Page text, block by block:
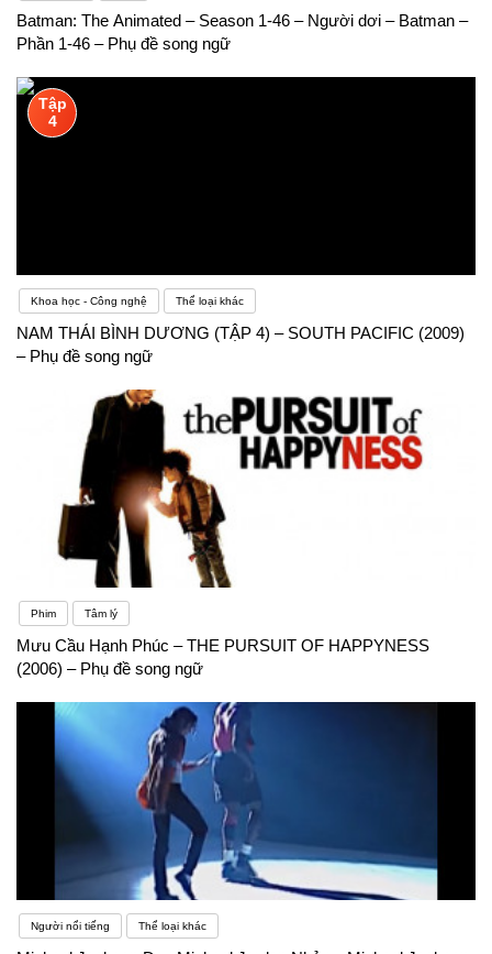
Batman: The Animated – Season 1-46 – Người dơi – Batman –
Phần 1-46 – Phụ đề song ngữ
Tập
4
Khoa học - Công nghệ Thể loại khác
NAM THÁI BÌNH DƯƠNG (TẬP 4) – SOUTH PACIFIC (2009)
– Phụ đề song ngữ
Phim Tâm lý
Mưu Cầu Hạnh Phúc – THE PURSUIT OF HAPPYNESS
(2006) – Phụ đề song ngữ
Người nổi tiếng Thể loại khác